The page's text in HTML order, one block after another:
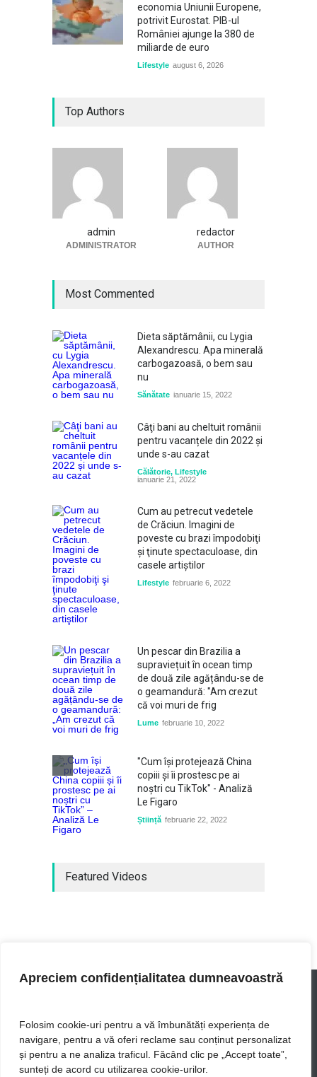
Apreciem confidențialitatea dumneavoastră
Folosim cookie-uri pentru a vă îmbunătăți experiența de
navigare, pentru a vă oferi reclame sau conținut personalizat
și pentru a ne analiza traficul. Făcând clic pe „Accept toate”,
sunteți de acord cu utilizarea cookie-urilor.
economia Uniunii Europene,
potrivit Eurostat. PIB-ul
României ajunge la 380 de
miliarde de euro
Lifestyle august 6, 2026
Top Authors
admin
ADMINISTRATOR
redactor
AUTHOR
Most Commented
Dieta săptămânii, cu Lygia
Alexandrescu. Apa minerală
carbogazoasă, o bem sau
nu
Sănătate ianuarie 15, 2022
Câţi bani au cheltuit românii
pentru vacanțele din 2022 și
unde s-au cazat
Călătorie, Lifestyle
ianuarie 21, 2022
Cum au petrecut vedetele
de Crăciun. Imagini de
poveste cu brazi împodobiţi
şi ţinute spectaculoase, din
casele artiştilor
Lifestyle februarie 6, 2022
Un pescar din Brazilia a
supraviețuit în ocean timp
de două zile agățându-se de
o geamandură: "Am crezut
că voi muri de frig
Lume februarie 10, 2022
"Cum își protejează China
copiii și îi prostesc pe ai
noștri cu TikTok" - Analiză
Le Figaro
Știință februarie 22, 2022
Featured Videos
UIB - cele mai actuale stiri